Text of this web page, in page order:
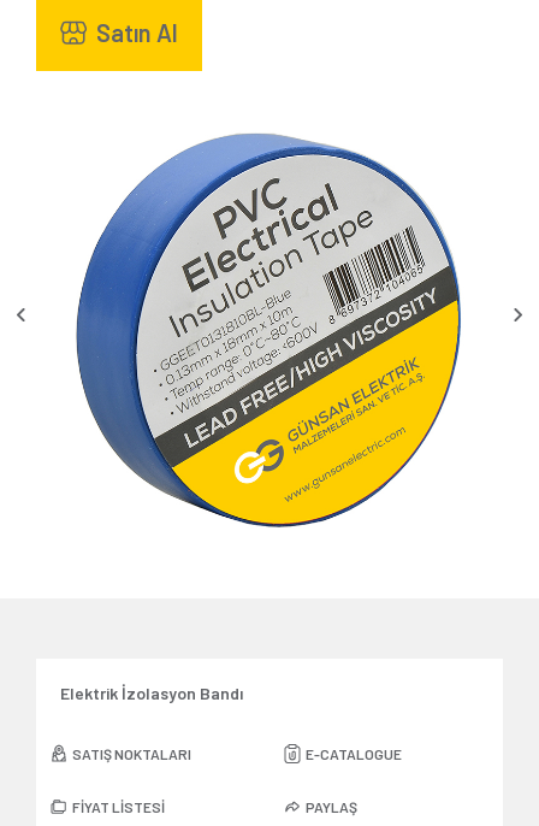
Satın Al
Elektrik İzolasyon Bandı
SATIŞ NOKTALARI E-CATALOGUE
FİYAT LİSTESİ PAYLAŞ